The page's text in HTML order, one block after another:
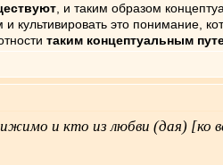
, и таким образом
это понимание,
таким концептуальным
и кто из любви (дая) [ко